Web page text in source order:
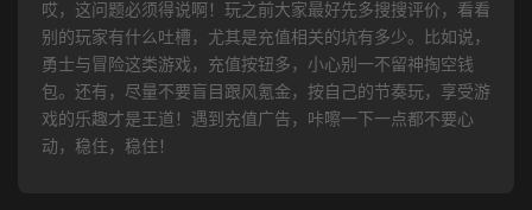
哎，这问题必须得说啊！玩之前大家最好先多搜搜评价，看看
别的玩家有什么吐槽，尤其是充值相关的坑有多少。比如说，
勇士与冒险这类游戏，充值按钮多，小心别一不留神掏空钱
包。还有，尽量不要盲目跟风氪金，按自己的节奏玩，享受游
戏的乐趣才是王道！遇到充值广告，咔嚓一下一点都不要心
动，稳住，稳住！